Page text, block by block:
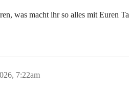
was macht ihr so alles mit Euren
7:22am